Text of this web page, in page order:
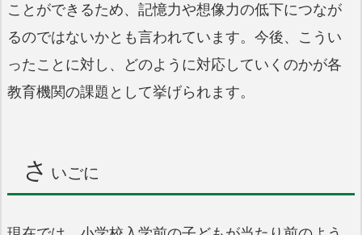
ことができるため、記憶力や想像力の低下につなが
るのではないかとも言われています。今後、こうい
ったことに対し、どのように対応していくのかが各
教育機関の課題として挙げられます。
さ いごに